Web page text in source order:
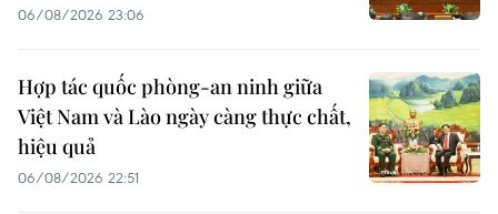
06/08/2026 23:06
Hợp tác quốc phòng-an ninh giữa
Việt Nam và Lào ngày càng thực chất,
hiệu quả
06/08/2026 22:51